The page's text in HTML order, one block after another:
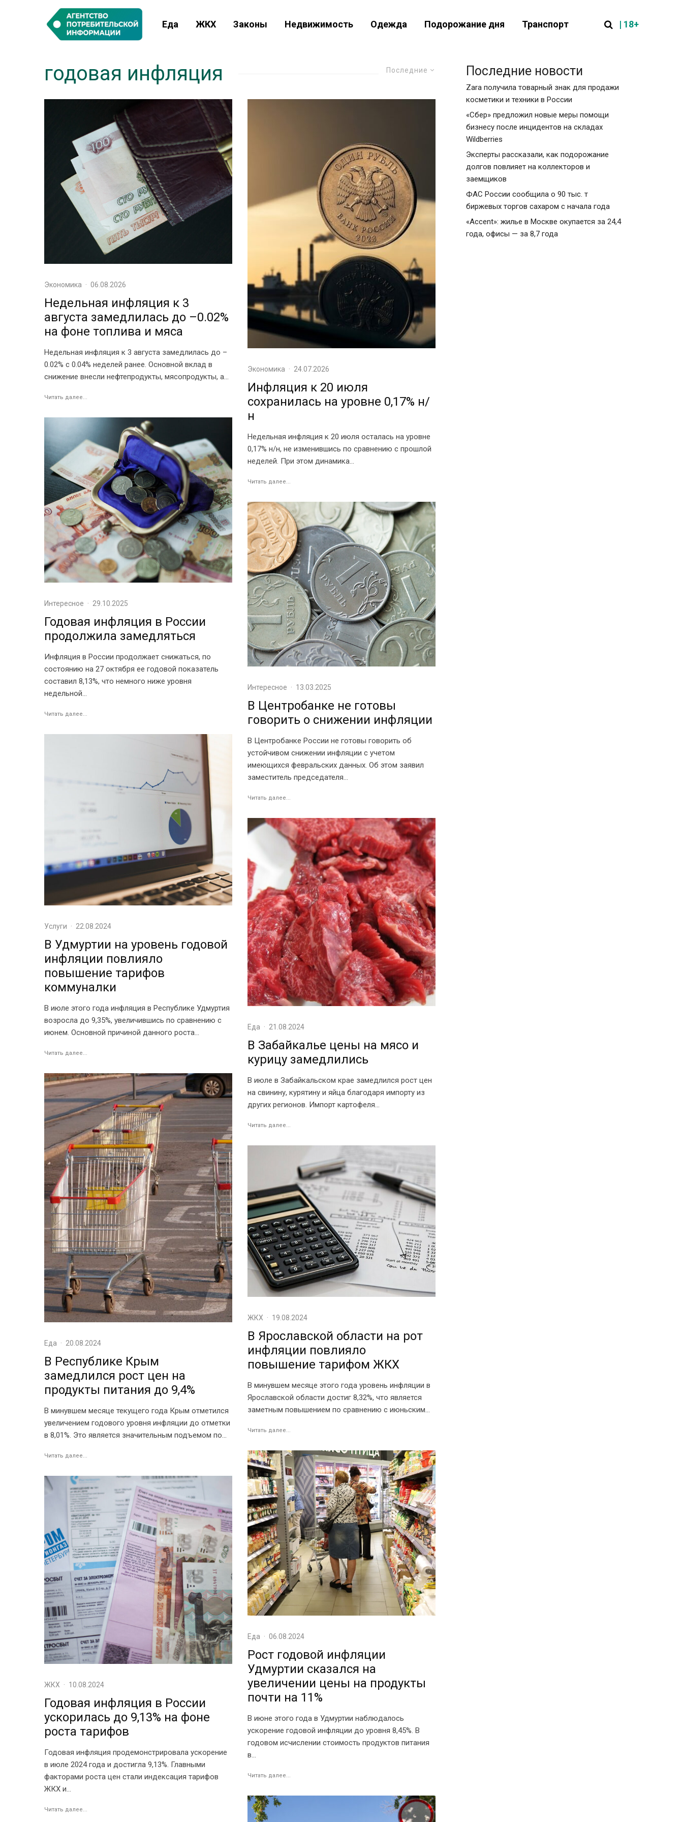
Еда ЖКХ Законы Недвижимость Одежда Подорожание дня Транспорт | 18+
Последние
годовая инфляция
Экономика · 06.08.2026
Недельная инфляция к 3
августа замедлилась до –0.02%
на фоне топлива и мяса
Недельная инфляция к 3 августа замедлилась до –
0.02% с 0.04% неделей ранее. Основной вклад в
снижение внесли нефтепродукты, мясопродукты, а...
Читать далее...
Интересное · 29.10.2025
Годовая инфляция в России
продолжила замедляться
Инфляция в России продолжает снижаться, по
состоянию на 27 октября ее годовой показатель
составил 8,13%, что немного ниже уровня
недельной...
Читать далее...
Услуги · 22.08.2024
В Удмуртии на уровень годовой
инфляции повлияло
повышение тарифов
коммуналки
В июле этого года инфляция в Республике Удмуртия
возросла до 9,35%, увеличившись по сравнению с
июнем. Основной причиной данного роста...
Читать далее...
Еда · 20.08.2024
В Республике Крым
замедлился рост цен на
продукты питания до 9,4%
В минувшем месяце текущего года Крым отметился
увеличением годового уровня инфляции до отметки
в 8,01%. Это является значительным подъемом по...
Читать далее...
ЖКХ · 10.08.2024
Годовая инфляция в России
ускорилась до 9,13% на фоне
роста тарифов
Годовая инфляция продемонстрировала ускорение
в июле 2024 года и достигла 9,13%. Главными
факторами роста цен стали индексация тарифов
ЖКХ и...
Читать далее...
Экономика · 24.07.2026
Инфляция к 20 июля
сохранилась на уровне 0,17% н/
н
Недельная инфляция к 20 июля осталась на уровне
0,17% н/н, не изменившись по сравнению с прошлой
неделей. При этом динамика...
Читать далее...
Интересное · 13.03.2025
В Центробанке не готовы
говорить о снижении инфляции
В Центробанке России не готовы говорить об
устойчивом снижении инфляции с учетом
имеющихся февральских данных. Об этом заявил
заместитель председателя...
Читать далее...
Еда · 21.08.2024
В Забайкалье цены на мясо и
курицу замедлились
В июле в Забайкальском крае замедлился рост цен
на свинину, курятину и яйца благодаря импорту из
других регионов. Импорт картофеля...
Читать далее...
ЖКХ · 19.08.2024
В Ярославской области на рот
инфляции повлияло
повышение тарифом ЖКХ
В минувшем месяце этого года уровень инфляции в
Ярославской области достиг 8,32%, что является
заметным повышением по сравнению с июньским...
Читать далее...
Еда · 06.08.2024
Рост годовой инфляции
Удмуртии сказался на
увеличении цены на продукты
почти на 11%
В июне этого года в Удмуртии наблюдалось
ускорение годовой инфляции до уровня 8,45%. В
годовом исчислении стоимость продуктов питания
в...
Читать далее...
Последние новости
Zara получила товарный знак для продажи
косметики и техники в России
«Сбер» предложил новые меры помощи
бизнесу после инцидентов на складах
Wildberries
Эксперты рассказали, как подорожание
долгов повлияет на коллекторов и
заемщиков
ФАС России сообщила о 90 тыс. т
биржевых торгов сахаром с начала года
«Accent»: жилье в Москве окупается за 24,4
года, офисы — за 8,7 года